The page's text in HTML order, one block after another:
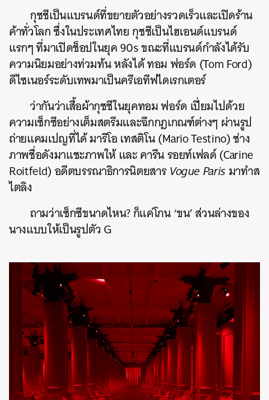
กุชชีเป็นแบรนด์ที่ขยายตัวอย่างรวดเร็วและเปิดร้าน
ค้าทั่วโลก ซึ่งในประเทศไทย กุชชีเป็นไฮเอนด์แบรนด์
แรกๆ ที่มาเปิดช็อปในยุค 90s ขณะที่แบรนด์กำลังได้รับ
ความนิยมอย่างท่วมท้น หลังได้ ทอม ฟอร์ด (Tom Ford)
ดีไซเนอร์ระดับเทพมาเป็นครีเอทีฟไดเรกเตอร์
ว่ากันว่าเสื้อผ้ากุชชีในยุคทอม ฟอร์ด เปี่ยมไปด้วย
ความเซ็กซีอย่างเต็มสตรีมและฉีกกฎเกณฑ์ต่างๆ ผ่านรูป
ถ่ายแคมเปญที่ได้ มาริโอ เทสติโน (Mario Testino) ช่าง
ภาพชื่อดังมาแชะภาพให้ และ คารีน รอยท์เฟลด์ (Carine
Roitfeld) อดีตบรรณาธิการนิตยสารVogue Parisมาทำส
ไตลิง
ถามว่าเซ็กซีขนาดไหน? ก็แค่โกน ‘ขน’ ส่วนล่างของ
นางแบบให้เป็นรูปตัว G